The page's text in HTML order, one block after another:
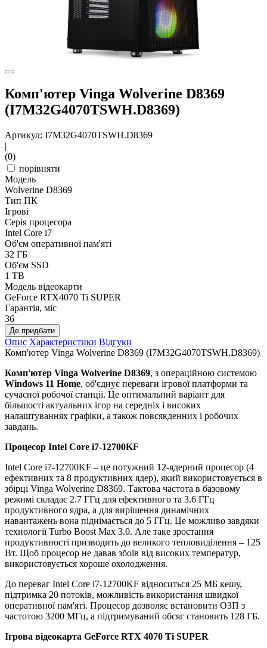
Комп'ютер Vinga Wolverine D8369
(I7M32G4070TSWH.D8369)
Артикул: I7M32G4070TSWH.D8369
|
(0)
порівняти
Модель
Wolverine D8369
Тип ПК
Ігрові
Серія процесора
Intel Core i7
Об'єм оперативної пам'яті
32 ГБ
Об'єм SSD
1 TB
Модель відеокарти
GeForce RTX4070 Ti SUPER
Гарантія, міс
36
Де придбати
Опис Характеристики Відгуки
Комп'ютер Vinga Wolverine D8369 (I7M32G4070TSWH.D8369)
Комп'ютер Vinga Wolverine D8369, з операційною системою
Windows 11 Home, об'єднує переваги ігрової платформи та
сучасної робочої станції. Це оптимальний варіант для
більшості актуальних ігор на середніх і високих
налаштуваннях графіки, а також повсякденних і робочих
завдань.
Процесор Intel Core i7-12700KF
Intel Core i7-12700KF – це потужний 12-ядерний процесор (4
ефективних та 8 продуктивних ядер), який використовується в
збірці Vinga Wolverine D8369. Тактова частота в базовому
режимі складає 2.7 ГГц для ефективного та 3.6 ГГц
продуктивного ядра, а для вирішення динамічних
навантажень вона піднімається до 5 ГГц. Це можливо завдяки
технології Turbo Boost Max 3.0. Але таке зростання
продуктивності призводить до великого тепловиділення – 125
Вт. Щоб процесор не давав збоїв від високих температур,
використовується хороше охолодження.
До переваг Intel Core i7-12700KF відноситься 25 МБ кешу,
підтримка 20 потоків, можливість використання швидкої
оперативної пам'яті. Процесор дозволяє встановити ОЗП з
частотою 3200 МГц, а підтримуваний обсяг становить 128 ГБ.
Ігрова відеокарта GeForce RTX 4070 Ti SUPER